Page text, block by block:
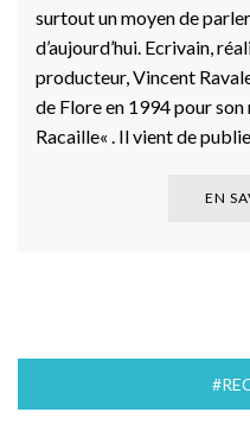
surtout un moyen de
d’aujourd’hui. Ecrivain,
producteur, Vincent
de Flore en 1994 pour
Racaille« . Il vient de
EN